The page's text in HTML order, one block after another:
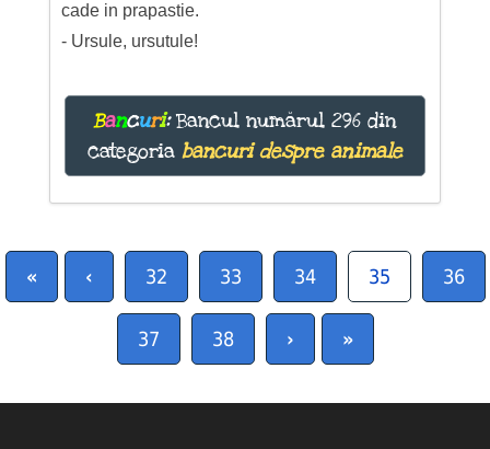
cade in prapastie.
- Ursule, ursutule!
Bancuri:Bancul numărul 296 din
categoria bancuri despre animale
« ‹ 32 33 34 35 36
37 38 › »